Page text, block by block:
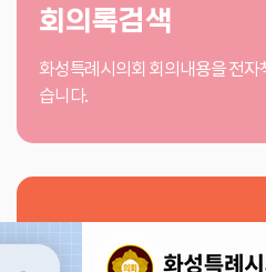
회의록검색
화성특례시의회 회의내용을 전
습니다.
인터넷방송